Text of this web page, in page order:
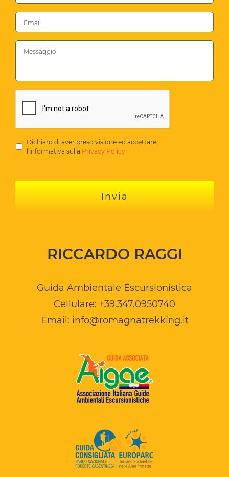
Dichiaro di aver preso visione ed accettare
l'informativa sulla Privacy Policy
RICCARDO RAGGI
Guida Ambientale Escursionistica
Cellulare: +39.347.0950740
Email: info@romagnatrekking.it